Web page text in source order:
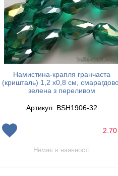
Намистина-крапля гранчаста
(кришталь) 1,2 х0,8 см,
зелена з переливом
Артикул: BSH1906-32
2.70
Немає в наявності